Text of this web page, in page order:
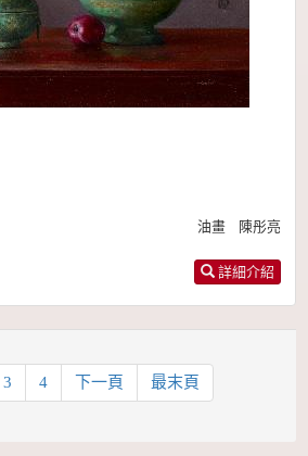
油畫 陳彤亮
詳細介紹
3 4 下一頁 最末頁